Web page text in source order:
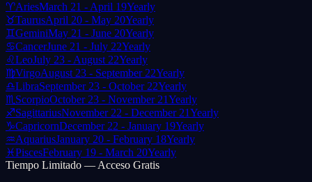
♈AriesMarch 21 - April 19Yearly
♉TaurusApril 20 - May 20Yearly
♊GeminiMay 21 - June 20Yearly
♋CancerJune 21 - July 22Yearly
♌LeoJuly 23 - August 22Yearly
♍VirgoAugust 23 - September 22Yearly
♎LibraSeptember 23 - October 22Yearly
♏ ScorpioOctober 23 - November 21Yearly
♐SagittariusNovember 22 - December 21Yearly
♑CapricornDecember 22 - January 19Yearly
♒AquariusJanuary 20 - February 18Yearly
♓PiscesFebruary 19 - March 20Yearly
Tiempo Limitado — Acceso Gratis